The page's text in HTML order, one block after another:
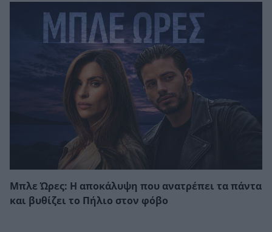
Μπλε Ώρες: Η αποκάλυψη που ανατρέπει τα πάντα
και βυθίζει το Πήλιο στον φόβο